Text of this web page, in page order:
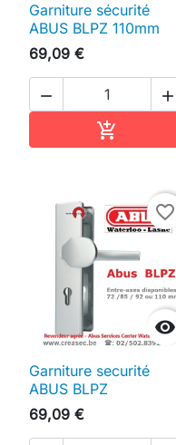
Garniture sécurité
ABUS BLPZ 110mm
69,09 €
 


favorite_border
Garniture securité
ABUS BLPZ
69,09 €